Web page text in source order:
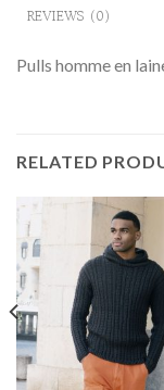
REVIEWS (0)
Pulls homme en
RELATED